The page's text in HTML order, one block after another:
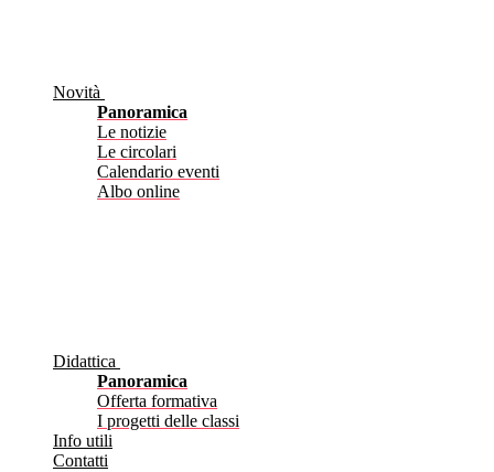
Novità
Panoramica
Le notizie
Le circolari
Calendario eventi
Albo online
Didattica
Panoramica
Offerta formativa
I progetti delle classi
Info utili
Contatti